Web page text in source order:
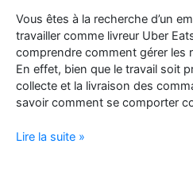
Vous êtes à la recherche d’un
travailler comme livreur Uber
comprendre comment gérer les
En effet, bien que le travail soit
collecte et la livraison des
savoir comment se comporter
Comment
Lire la suite »